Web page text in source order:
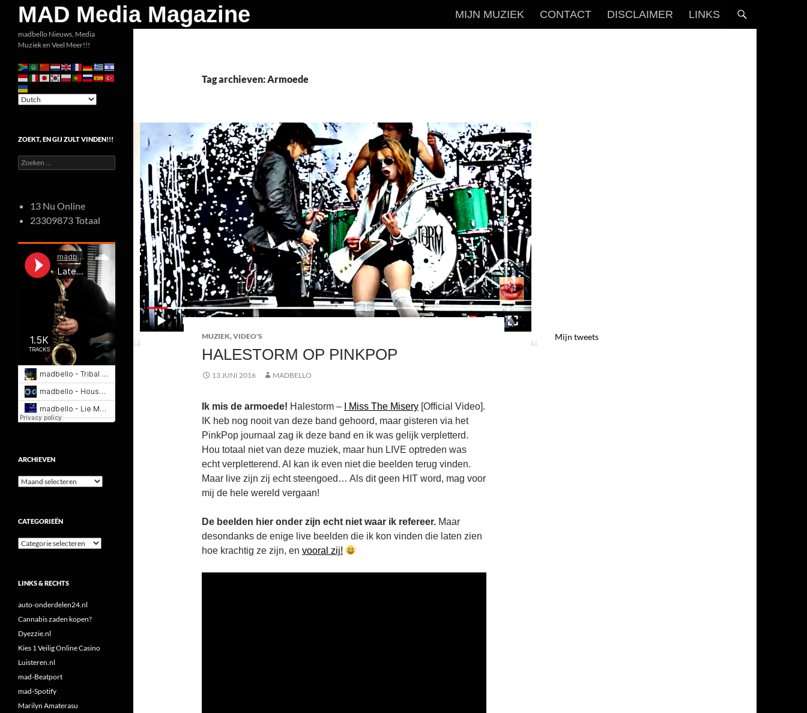
inhoud
MAD Media Magazine
Zoeken
MIJN MUZIEK CONTACT DISCLAIMER LINKS
Tag archieven: Armoede
MUZIEK,VIDEO'S
HALESTORM OP PINKPOP
13 JUNI 2016 MADBELLO
Ik mis de armoede! Halestorm – I Miss The Misery [Official Video].
IK heb nog nooit van deze band gehoord, maar gisteren via het
PinkPop journaal zag ik deze band en ik was gelijk verpletterd.
Hou totaal niet van deze muziek, maar hun LIVE optreden was
echt verpletterend. Al kan ik even niet die beelden terug vinden.
Maar live zijn zij echt steengoed… Als dit geen HIT word, mag voor
mij de hele wereld vergaan!
De beelden hier onder zijn echt niet waar ik refereer. Maar
desondanks de enige live beelden die ik kon vinden die laten zien
hoe krachtig ze zijn, en vooral zij!
Mijn tweets
madbello Nieuws, Media
Muziek en Veel Meer!!!
ZOEKT, EN GIJ ZULT VINDEN!!!
Zoeken
naar:
13 Nu Online
23309873 Totaal
ARCHIEVEN
Archieven
CATEGORIEËN
Categorieën
LINKS & RECHTS
auto-onderdelen24.nl
Cannabis zaden kopen?
Dyezzie.nl
Kies 1 Veilig Online Casino
Luisteren.nl
mad-Beatport
mad-Spotify
Marilyn Amaterasu